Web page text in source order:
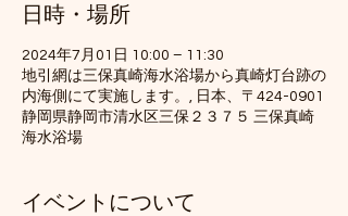
日時・場所
2024年7月01日 10:00 – 11:30
地引網は三保真崎海水浴場から真崎灯台跡の
内海側にて実施します。, 日本、〒424-0901
静岡県静岡市清水区三保２３７５ 三保真崎
海水浴場
イベントについて